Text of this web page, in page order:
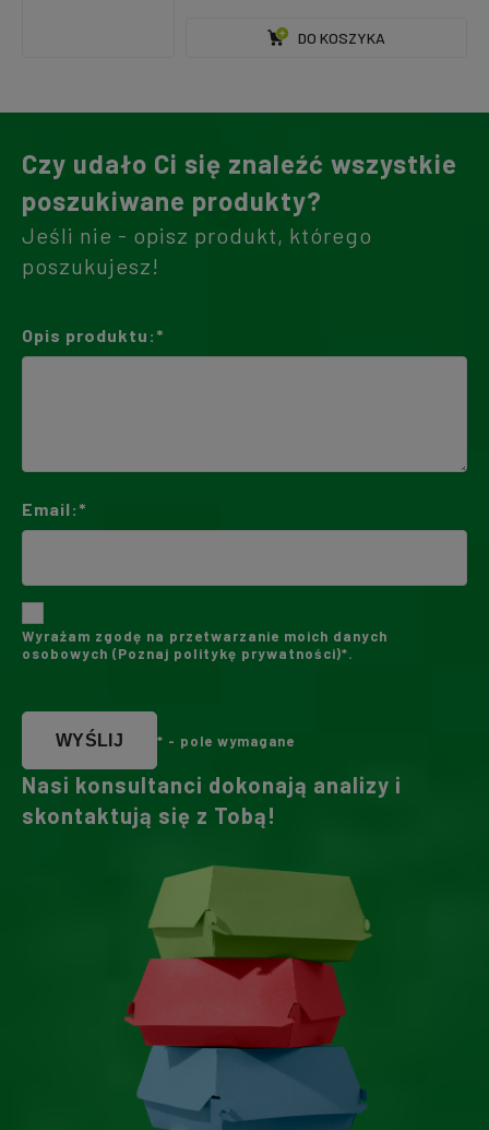
DO KOSZYKA
Czy udało Ci się znaleźć wszystkie
poszukiwane produkty?
Jeśli nie - opisz produkt, którego
poszukujesz!
Opis produktu:*
Email:*
Wyrażam zgodę na przetwarzanie moich danych
osobowych (Poznaj politykę prywatności)*.
WYŚLIJ * - pole wymagane
Nasi konsultanci dokonają analizy i
skontaktują się z Tobą!